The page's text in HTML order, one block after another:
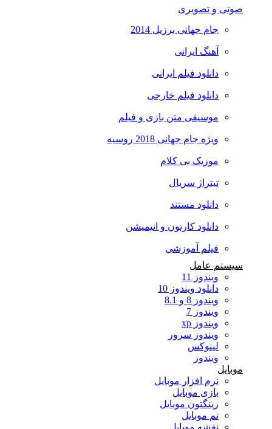
صوتی و تصویری
جام جهانی برزیل 2014
آهنگ ایرانی
دانلود فیلم ایرانی
دانلود فیلم خارجی
موسیقی متن بازی و فیلم
ویژه جام جهانی 2018 روسیه
موزیک بی کلام
تیتراژ سریال
دانلود مستند
دانلود کارتون و انیمیشن
فیلم آموزشی
سیستم عامل
ویندوز 11
دانلود ویندوز 10
ویندوز 8 و 8.1
ویندوز 7
ویندوز xp
ویندوز سرور
لینوکس
ویندوز
موبایل
نرم افزار موبایل
بازی موبایل
رینگتون موبایل
تم موبایل
نقشه موبایل